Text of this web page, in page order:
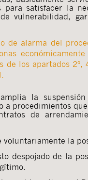
para satisfacer la
vulnerabilidad,
de alarma del
de los apartados
la
a procedimientos
de
voluntariamente la
despojado de la